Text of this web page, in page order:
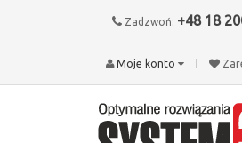
Zadzwoń: +48 18
Moje konto